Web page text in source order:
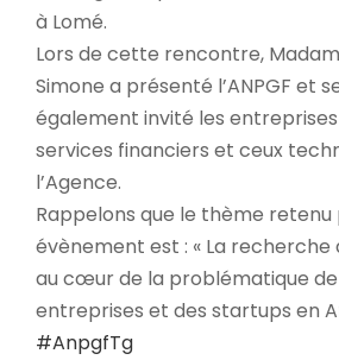
à Lomé.
Lors de cette rencontre,
Simone a présenté l’ANPGF et
également invité les
services financiers et ceux
l’Agence.
Rappelons que le thème
évènement est : « La
au cœur de la problématique
entreprises et des startups en
#AnpgfTg